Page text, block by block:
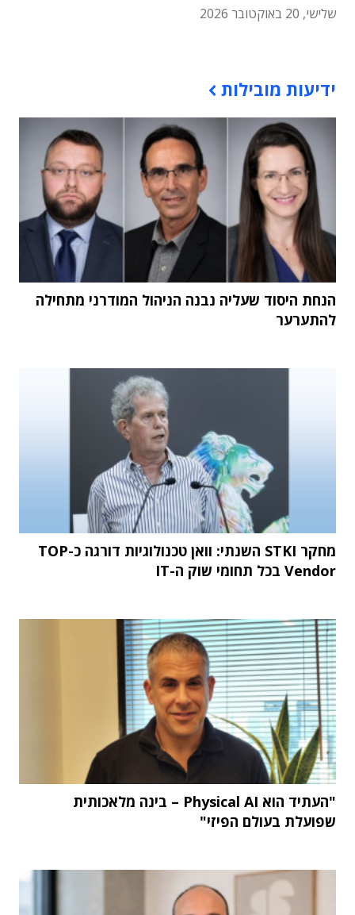
שלישי, 20 באוקטובר 2026
ידיעות מובילות
הנחת היסוד שעליה נבנה הניהול המודרני מתחילה
להתערער
מחקר STKI השנתי: וואן טכנולוגיות דורגה כ-TOP
Vendor בכל תחומי שוק ה-IT
"העתיד הוא Physical AI – בינה מלאכותית
שפועלת בעולם הפיזי"